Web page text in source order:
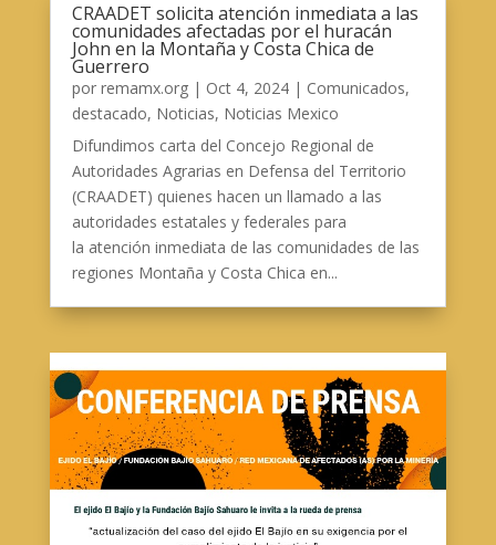
CRAADET solicita atención inmediata a las
comunidades afectadas por el huracán
John en la Montaña y Costa Chica de
Guerrero
por remamx.org| Oct 4, 2024| Comunicados,
destacado, Noticias, Noticias Mexico
Difundimos carta del Concejo Regional de
Autoridades Agrarias en Defensa del Territorio
(CRAADET) quienes hacen un llamado a las
autoridades estatales y federales para
la atención inmediata de las comunidades de las
regiones Montaña y Costa Chica en...